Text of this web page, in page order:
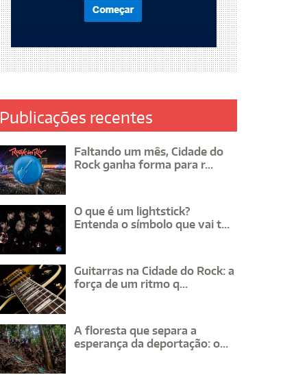
Publicações recentes
Faltando um mês, Cidade do
Rock ganha forma para r...
O que é um lightstick?
Entenda o símbolo que vai t...
Guitarras na Cidade do Rock: a
força de um ritmo q...
A floresta que separa a
esperança da deportação: o...